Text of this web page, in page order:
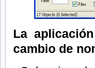
La
cambio de